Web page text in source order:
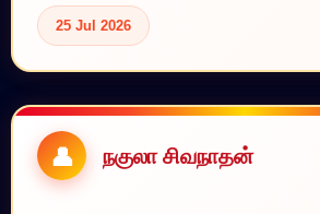
25 Jul 2026
நகுலா சிவநாதன்